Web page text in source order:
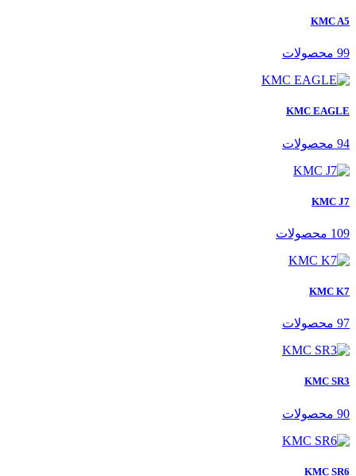
KMC A5
99 محصولات
KMC EAGLE
94 محصولات
KMC J7
109 محصولات
KMC K7
97 محصولات
KMC SR3
90 محصولات
KMC SR6